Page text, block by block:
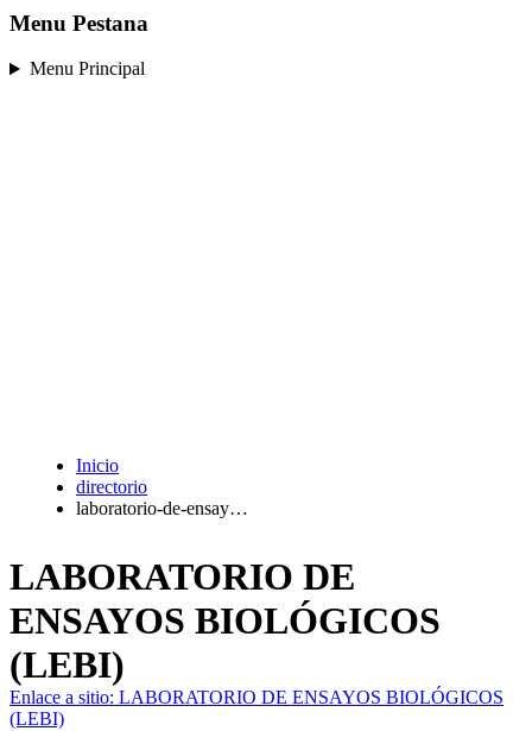
Menu Pestana
Menu Principal
Inicio
directorio
laboratorio-de-ensay…
LABORATORIO DE
ENSAYOS BIOLÓGICOS
(LEBI)
Enlace a sitio: LABORATORIO DE ENSAYOS BIOLÓGICOS
(LEBI)